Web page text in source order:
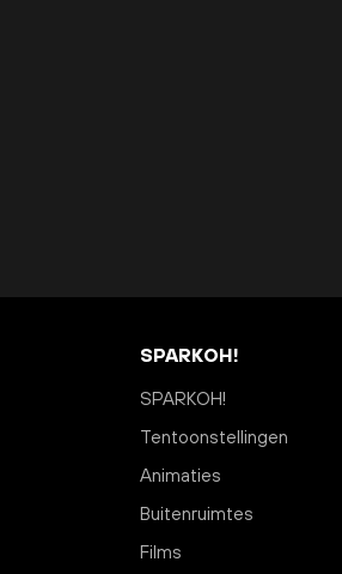
SPARKOH!
SPARKOH!
Tentoonstellingen
Animaties
Buitenruimtes
Films